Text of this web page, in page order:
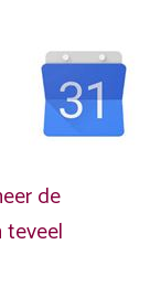
de